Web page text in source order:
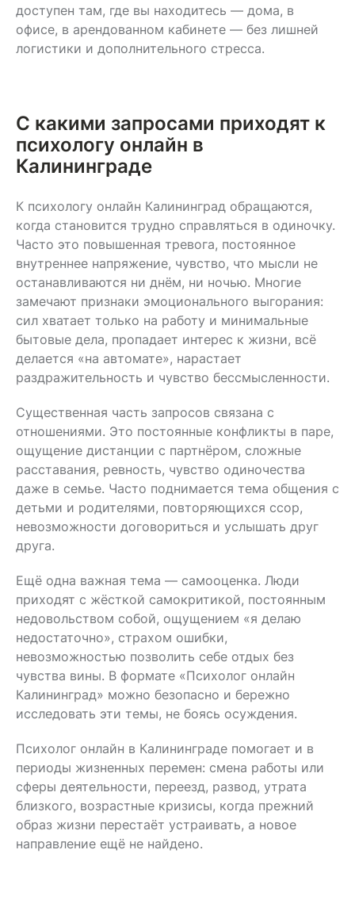
доступен там, где вы находитесь — дома, в
офисе, в арендованном кабинете — без лишней
логистики и дополнительного стресса.
С какими запросами приходят к
психологу онлайн в
Калининграде
К психологу онлайн Калининград обращаются,
когда становится трудно справляться в одиночку.
Часто это повышенная тревога, постоянное
внутреннее напряжение, чувство, что мысли не
останавливаются ни днём, ни ночью. Многие
замечают признаки эмоционального выгорания:
сил хватает только на работу и минимальные
бытовые дела, пропадает интерес к жизни, всё
делается «на автомате», нарастает
раздражительность и чувство бессмысленности.
Существенная часть запросов связана с
отношениями. Это постоянные конфликты в паре,
ощущение дистанции с партнёром, сложные
расставания, ревность, чувство одиночества
даже в семье. Часто поднимается тема общения с
детьми и родителями, повторяющихся ссор,
невозможности договориться и услышать друг
друга.
Ещё одна важная тема — самооценка. Люди
приходят с жёсткой самокритикой, постоянным
недовольством собой, ощущением «я делаю
недостаточно», страхом ошибки,
невозможностью позволить себе отдых без
чувства вины. В формате «Психолог онлайн
Калининград» можно безопасно и бережно
исследовать эти темы, не боясь осуждения.
Психолог онлайн в Калининграде помогает и в
периоды жизненных перемен: смена работы или
сферы деятельности, переезд, развод, утрата
близкого, возрастные кризисы, когда прежний
образ жизни перестаёт устраивать, а новое
направление ещё не найдено.